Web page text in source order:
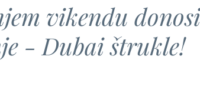
vikendu
- Dubai štrukle!